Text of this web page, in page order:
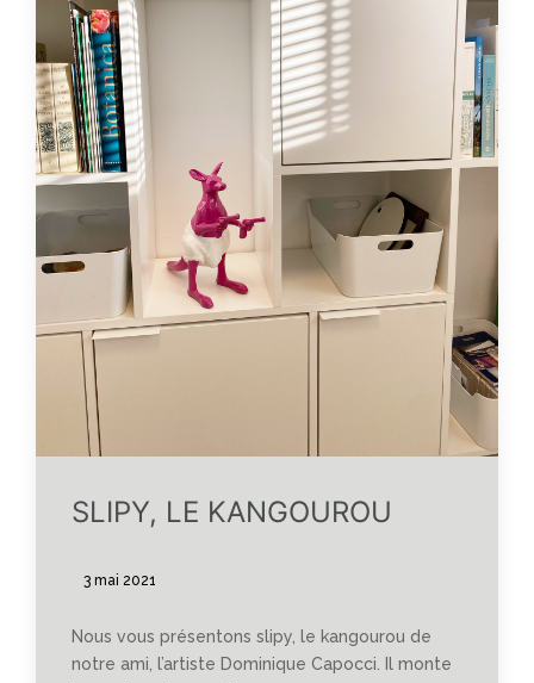
SLIPY, LE KANGOUROU
3 mai 2021
Nous vous présentons slipy, le kangourou de
notre ami, l’artiste Dominique Capocci. Il monte